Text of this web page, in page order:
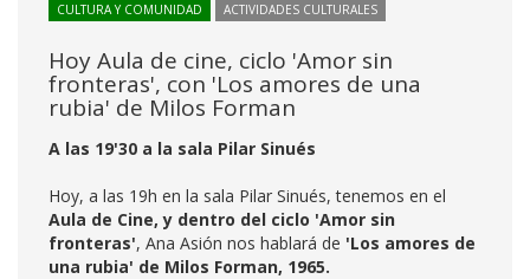
CULTURA Y COMUNIDAD ACTIVIDADES CULTURALES
Hoy Aula de cine, ciclo 'Amor sin
fronteras', con 'Los amores de una
rubia' de Milos Forman
A las 19'30 a la sala Pilar Sinués
Hoy, a las 19h en la sala Pilar Sinués, tenemos en el
Aula de Cine, y dentro del ciclo 'Amor sin
fronteras', Ana Asión nos hablará de 'Los amores de
una rubia' de Milos Forman, 1965.